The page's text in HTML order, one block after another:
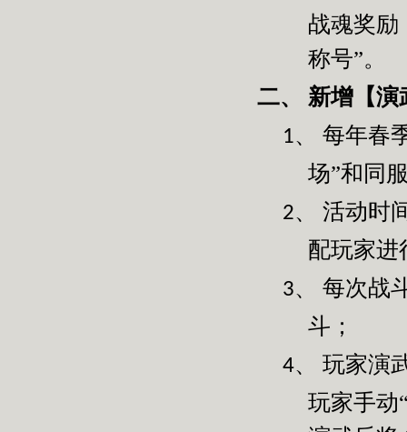
战魂奖励
称号”。
二、 新增【演
1、
每年春
场”和同
2、
活动时
配玩家进
3、
每次战
斗；
4、
玩家演
玩家手动